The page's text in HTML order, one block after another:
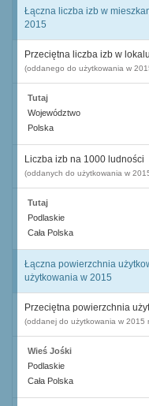
Łączna liczba izb w
2015
Przeciętna liczba izb w lokalu
(oddanego do użytkowania w
Tutaj
Województwo
Polska
Liczba izb na 1000 ludności
(oddanych do użytkowania w
Tutaj
Podlaskie
Cała Polska
Łączna powierzchnia
użytkowania w 2015
Przeciętna powierzchnia
(oddanej do użytkowania w 2015
Wieś Jośki
Podlaskie
Cała Polska